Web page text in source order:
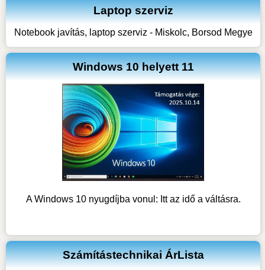
Laptop szerviz
Notebook javítás, laptop szerviz - Miskolc, Borsod Megye
Windows 10 helyett 11
A Windows 10 nyugdíjba vonul: Itt az idő a váltásra.
Számítástechnikai ÁrLista